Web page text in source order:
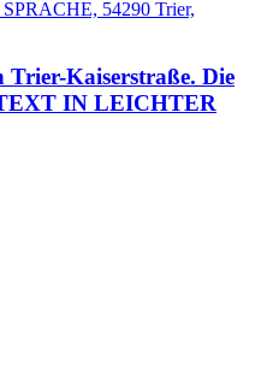
Kaiserstraße. Die
IN LEICHTER